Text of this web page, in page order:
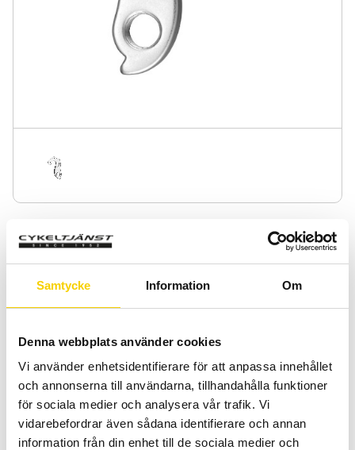
Samtycke Information Om
Denna webbplats använder cookies
Vi använder enhetsidentifierare för att anpassa innehållet
och annonserna till användarna, tillhandahålla funktioner
för sociala medier och analysera vår trafik. Vi
vidarebefordrar även sådana identifierare och annan
information från din enhet till de sociala medier och
Växelöra GH-126
169:-
+
-
BUY
Certifierad cykelservice & Shimano Service Center